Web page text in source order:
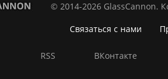
© 2014-2026 GlassCannon.
Связаться с нами
RSS ВКонтакте